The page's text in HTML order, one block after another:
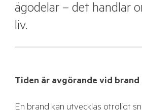
ägodelar – det handlar
liv.
Tiden är avgörande vid brand